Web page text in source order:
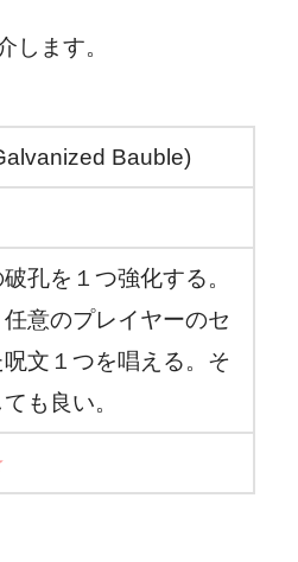
します。
Bauble)
孔を１つ強化する。
意のプレイヤーのセ
呪文１つを唱える。そ
も良い。